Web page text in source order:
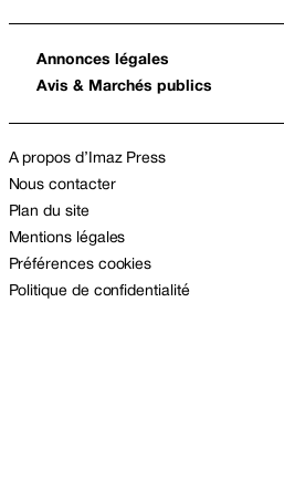
Annonces légales
Avis & Marchés publics
A propos d’Imaz Press
Nous contacter
Plan du site
Mentions légales
Préférences cookies
Politique de confidentialité